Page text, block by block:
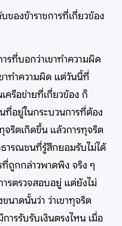
ของข้าราชการที่เกี่ยวข้อง
รที่บอกว่าเขาทำความผิด
าทำความผิด แต่วันนี้ที่
ครือข่ายที่เกี่ยวข้อง ก็
ที่อยู่ในกระบวนการที่ต้อง
ริตเกิดขึ้น แล้วการทุจริต
ารณชนที่รู้สึกยอมรับไม่ได้
ที่ถูกกล่าวพาดพิง จริง ๆ
รตรวจสอบอยู่ แต่ยังไม่
นาดนั้นว่า ว่าเขาทุจริต
ารรับรับเงินตรงไหน เมื่อ